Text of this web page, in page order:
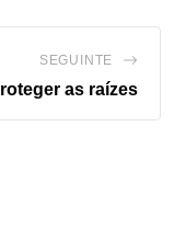
SEGUINTE
as raízes